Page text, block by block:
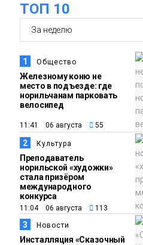
05 августа
Новости
ремонтном
16:07
05 августа
Культура
Как в
прошёл
День
жирафа
15:22
05 августа
Енисей
прочность:
впервые
ТОП 10
1 Общество
Железному коню не
место в подъезде: где
норильчанам парковать
велосипед
11:41 06 августа 55
2 Культура
Преподаватель
норильской «художки»
стала призёром
международного
конкурса
11:04 06 августа 113
3 Новости
Инсталляция «Сказочный